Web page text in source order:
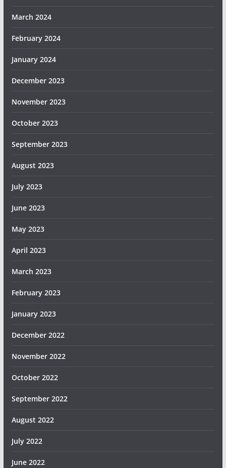
March 2024
February 2024
January 2024
December 2023
November 2023
October 2023
September 2023
August 2023
July 2023
June 2023
May 2023
April 2023
March 2023
February 2023
January 2023
December 2022
November 2022
October 2022
September 2022
August 2022
July 2022
June 2022